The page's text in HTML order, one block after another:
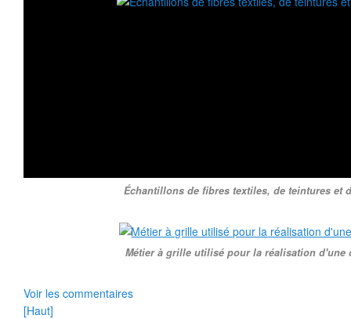
Échantillons de fibres textiles, de teintures et
Métier à grille utilisé pour la réalisation d'une
Voir les commentaires
[Haut]